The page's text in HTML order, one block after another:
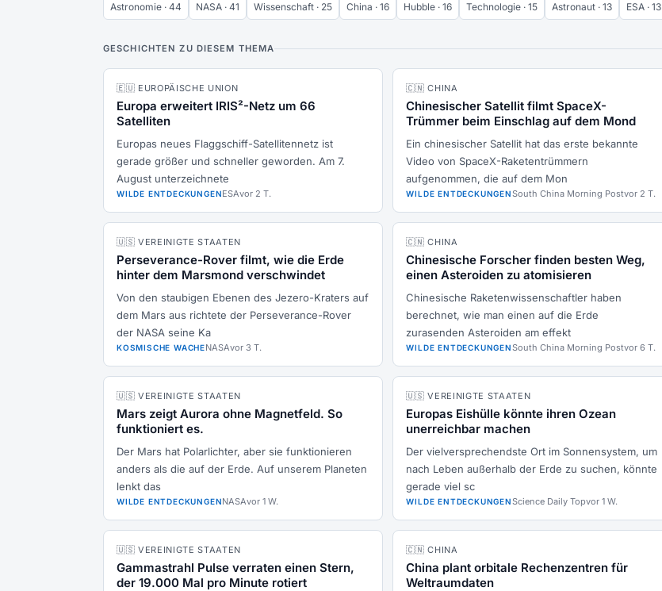
Astronomie · 44 NASA · 41 Wissenschaft · 25 China · 16 Hubble · 16 Technologie · 15 Astronaut · 13 ESA · 13
GESCHICHTEN ZU DIESEM THEMA
🇪🇺 EUROPÄISCHE UNION
Europa erweitert IRIS²-Netz um 66
Satelliten
Europas neues Flaggschiff-Satellitennetz ist
gerade größer und schneller geworden. Am 7.
August unterzeichnete
WILDE ENTDECKUNGENESAvor 2 T.
🇨🇳 CHINA
Chinesischer Satellit filmt SpaceX-
Trümmer beim Einschlag auf dem Mond
Ein chinesischer Satellit hat das erste bekannte
Video von SpaceX-Raketentrümmern
aufgenommen, die auf dem Mon
WILDE ENTDECKUNGENSouth China Morning Postvor 2 T.
🇺🇸 VEREINIGTE STAATEN
Perseverance-Rover filmt, wie die Erde
hinter dem Marsmond verschwindet
Von den staubigen Ebenen des Jezero-Kraters auf
dem Mars aus richtete der Perseverance-Rover
der NASA seine Ka
KOSMISCHE WACHENASAvor 3 T.
🇨🇳 CHINA
Chinesische Forscher finden besten Weg,
einen Asteroiden zu atomisieren
Chinesische Raketenwissenschaftler haben
berechnet, wie man einen auf die Erde
zurasenden Asteroiden am effekt
WILDE ENTDECKUNGENSouth China Morning Postvor 6 T.
🇺🇸 VEREINIGTE STAATEN
Mars zeigt Aurora ohne Magnetfeld. So
funktioniert es.
Der Mars hat Polarlichter, aber sie funktionieren
anders als die auf der Erde. Auf unserem Planeten
lenkt das
WILDE ENTDECKUNGENNASAvor 1 W.
🇺🇸 VEREINIGTE STAATEN
Europas Eishülle könnte ihren Ozean
unerreichbar machen
Der vielversprechendste Ort im Sonnensystem, um
nach Leben außerhalb der Erde zu suchen, könnte
gerade viel sc
WILDE ENTDECKUNGENScience Daily Topvor 1 W.
🇺🇸 VEREINIGTE STAATEN
Gammastrahl Pulse verraten einen Stern,
der 19.000 Mal pro Minute rotiert
🇨🇳 CHINA
China plant orbitale Rechenzentren für
Weltraumdaten